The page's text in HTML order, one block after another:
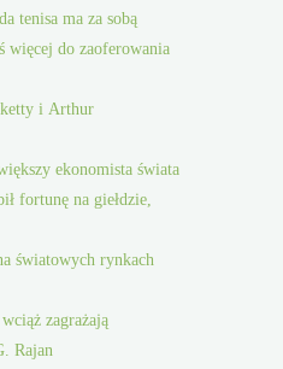
tenisa ma za sobą
więcej do zaoferowania
i Arthur
ekonomista świata
fortunę na giełdzie,
światowych rynkach
zagrażają
Rajan